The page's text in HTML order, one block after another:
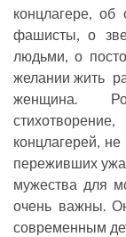
концлагере, об
фашисты, о
людьми, о
желании жить
женщина.
концлагерей,
переживших
мужества для
очень важны.
современным